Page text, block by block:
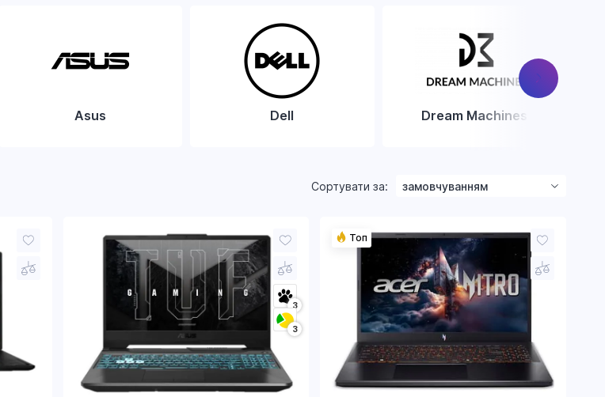
Asus Dell Dream Machines
Сортувати за:
зростанням ціни
зменшенням ціни
назвою
рейтингом
3
3
Топ